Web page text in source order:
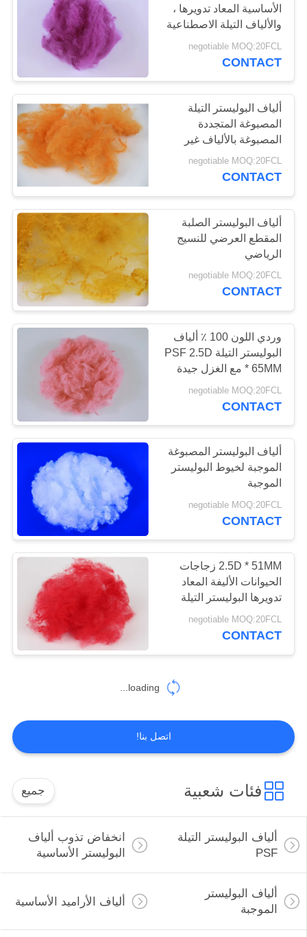
خريطة
الموقع
PRIVACY
POLICY
الأساسية المعاد تدويرها ،
والألياف التيلة الاصطناعية
2D * 51MM
negotiable MOQ:20FCL
CONTACT
ألياف البوليستر التيلة
المصبوغة المتجددة
المصبوغة بالألياف غير
المنسوجة
negotiable MOQ:20FCL
CONTACT
ألياف البوليستر الصلبة
المقطع العرضي للنسيج
الرياضي
negotiable MOQ:20FCL
CONTACT
وردي اللون 100 ٪ ألياف
البوليستر التيلة PSF 2.5D
* 65MM مع الغزل جيدة
negotiable MOQ:20FCL
CONTACT
ألياف البوليستر المصبوغة
الموجبة لخيوط البوليستر
الموجبة
negotiable MOQ:20FCL
CONTACT
2.5D * 51MM زجاجات
الحيوانات الأليفة المعاد
تدويرها البوليستر التيلة
الألياف المضادة للتشويه
للغزل
negotiable MOQ:20FCL
CONTACT
loading...
اتصل بنا!
فئات شعبية جميع
ألياف البوليستر التيلة
PSF
انخفاض تذوب ألياف
البوليستر الأساسية
ألياف البوليستر
الموجبة
ألياف الأراميد الأساسية